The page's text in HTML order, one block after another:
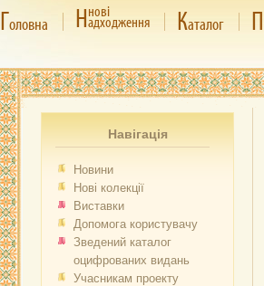
Головна Ннові
адходження Каталог П
Навігація
Новини
Нові колекції
Виставки
Допомога користувачу
Зведений каталог
оцифрованих видань
Учасникам проекту